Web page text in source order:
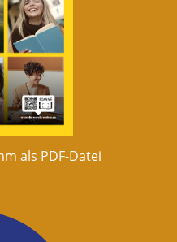
als PDF-Datei